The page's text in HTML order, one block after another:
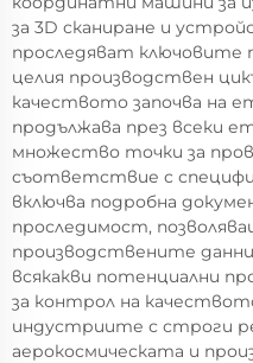
за 3D сканиране и
проследяват ключовите
целия производствен
качеството започва на
продължава през всеки
множество точки за
съответствие с
включва подробна
проследимост,
производствените
всякакви потенциални
за контрол на
индустриите с строги
аерокосмическата и